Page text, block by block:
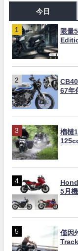
今日
限量
67年
榴槤
5月
僅因